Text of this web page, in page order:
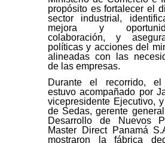
propósito es fortalecer el
sector industrial,
mejora y
colaboración, y
políticas y acciones del
alineadas con las
de las empresas.
Durante el recorrido, el
estuvo acompañado por
vicepresidente Ejecutivo,
de Sedas, gerente
Desarrollo de Nuevos
Master Direct Panamá
mostraron la fábrica